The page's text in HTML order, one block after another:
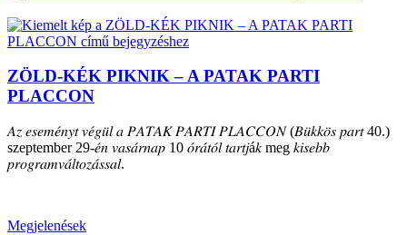
ZÖLD-KÉK PIKNIK – A PATAK PARTI
PLACCON
𝐴𝑧 𝑒𝑠𝑒𝑚𝑒́𝑛𝑦𝑡 𝑣𝑒́𝑔𝑢̈𝑙 𝑎 𝑃𝐴𝑇𝐴𝐾 𝑃𝐴𝑅𝑇𝐼 𝑃𝐿𝐴𝐶𝐶𝑂𝑁 (𝐵𝑢̈𝑘𝑘𝑜̈𝑠 𝑝𝑎𝑟𝑡 40.)
szeptember 29-𝑒́𝑛 𝑣𝑎𝑠𝑎́𝑟𝑛𝑎𝑝 10 𝑜́𝑟𝑎́𝑡𝑜́𝑙 𝑡𝑎𝑟𝑡𝑗á𝑘 meg 𝑘𝑖𝑠𝑒𝑏𝑏
𝑝𝑟𝑜𝑔𝑟𝑎𝑚𝑣𝑎́𝑙𝑡𝑜𝑧𝑎́𝑠𝑠𝑎𝑙.
Megjelenések